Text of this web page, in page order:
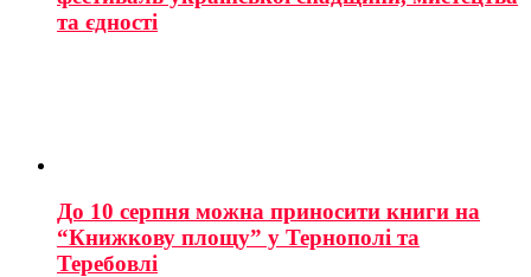
та єдності
До 10 серпня можна приносити книги на
“Книжкову площу” у Тернополі та
Теребовлі